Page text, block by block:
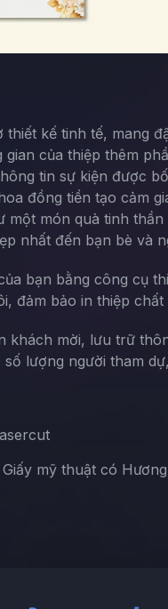
kế tinh tế, mang
của thiệp thêm
tin sự kiện được
đồng tiền tạo cảm
món quà tinh
nhất đến bạn bè và
bạn bằng công cụ
đảm bảo in thiệp
mời, lưu trữ
lượng người tham
mỹ thuật có